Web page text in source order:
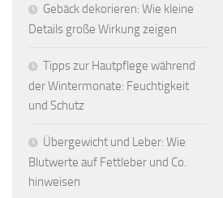
Gebäck dekorieren: Wie kleine
Details große Wirkung zeigen
Tipps zur Hautpflege während
der Wintermonate: Feuchtigkeit
und Schutz
Übergewicht und Leber: Wie
Blutwerte auf Fettleber und Co.
hinweisen